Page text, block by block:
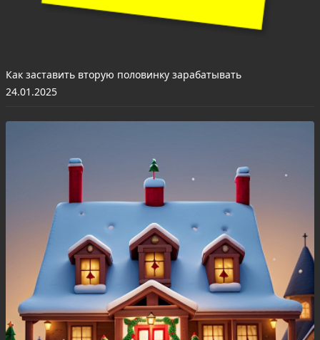
Как заставить вторую половинку зарабатывать
24.01.2025